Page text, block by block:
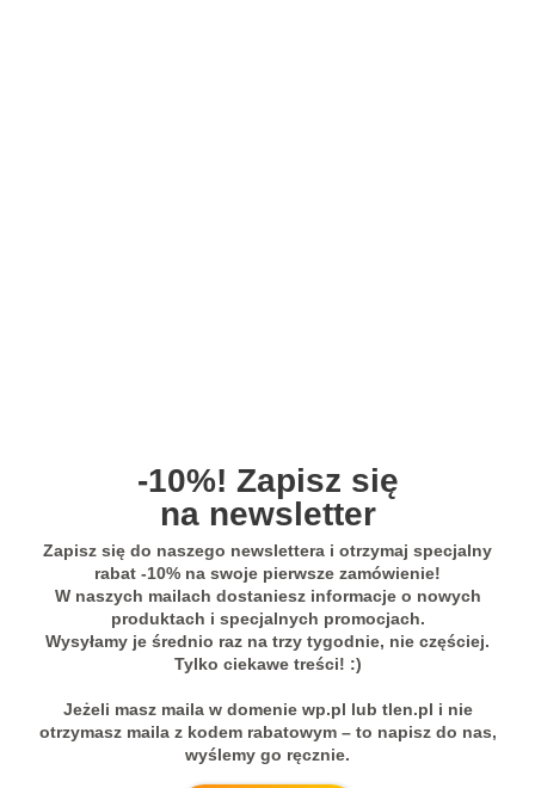
-10%! Zapisz się
na newsletter
Zapisz się do naszego newslettera i otrzymaj specjalny
rabat -10% na swoje pierwsze zamówienie!
W naszych mailach dostaniesz informacje o nowych
produktach i specjalnych promocjach.
Wysyłamy je średnio raz na trzy tygodnie, nie częściej.
Tylko ciekawe treści! :)
Jeżeli masz maila w domenie wp.pl lub tlen.pl i nie
otrzymasz maila z kodem rabatowym – to napisz do nas,
wyślemy go ręcznie.